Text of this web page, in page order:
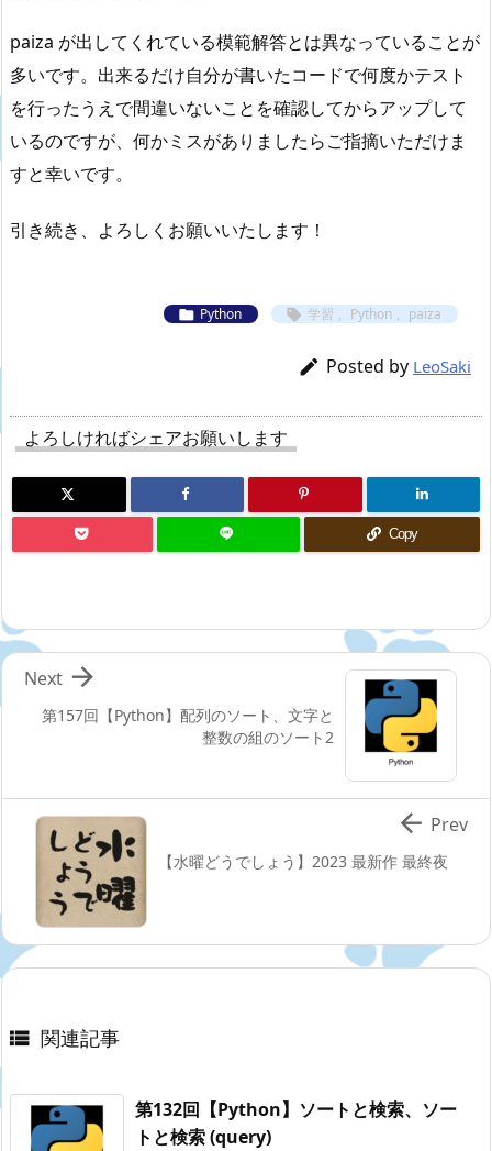
paiza が出してくれている模範解答とは異なっていることが
多いです。出来るだけ自分が書いたコードで何度かテスト
を行ったうえで間違いないことを確認してからアップして
いるのですが、何かミスがありましたらご指摘いただけま
すと幸いです。
引き続き、よろしくお願いいたします！
 Python  学習 , Python , paiza
 Posted by LeoSaki
よろしければシェアお願いします
Copy
第157回【Python】配列のソート、文字と
整数の組のソート2

Next
【水曜どうでしょう】2023 最新作 最終夜
 Prev
 関連記事
第132回【Python】ソートと検索、ソー
トと検索 (query)